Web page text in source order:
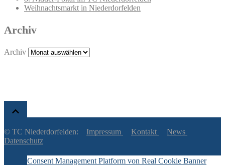
Weihnachtsmarkt in Niederdorfelden
Archiv
Archiv
© TC Niederdorfelden: Impressum Kontakt
News
Datenschutz
Consent Management Platform von Real Cookie Banner